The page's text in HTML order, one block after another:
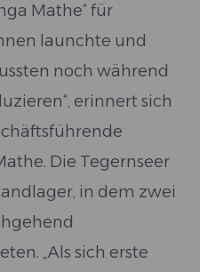
Mathe“ für
launchte und
noch während
erinnert sich
Die Tegernseer
in dem zwei
„Als sich erste